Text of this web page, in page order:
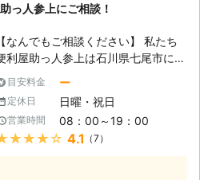
にガラス修理を依頼する方は多いか
なく、ヒビが入ったときにも早急な対
が必要となります。 ヒビの入った
ラスは耐久性が落ち、少しの刺激で
割れが起きてしまいます。「まだ割
れてないからいいかな」と放置してい
ると、ヒビの入ったガラスは割れやす
ことから、空き巣に狙われやすくな
っ人参上にご相談！
【なんでもご相談ください】 私たち
利屋助っ人参上は石川県七尾市に拠
点を置いて、石川県でのお困り事を多
数解決してまいりました。このお困り
の中でも、ガラスに関するお困り事
多く寄せられており、ガラス修理や
ラス交換作業は私たちの得意作業の
目安料金 ー
定休日 日曜・祝日
営業時間 08：00～19：00
4.1 （7）